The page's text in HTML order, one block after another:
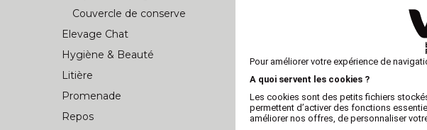
Couvercle de conserve
Elevage Chat
Hygiène & Beauté
Litière
Promenade
Repos
Pour améliorer votre expérience de
A quoi servent les cookies ?
Les cookies sont des petits fichiers
permettent d’activer des fonctions
améliorer nos offres, de personnaliser